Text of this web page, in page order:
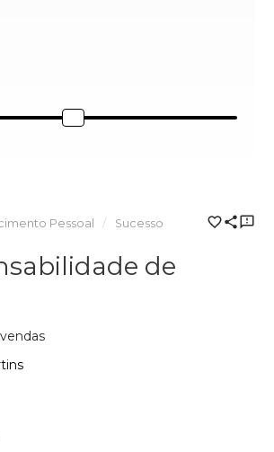
Pessoal Sucesso
de